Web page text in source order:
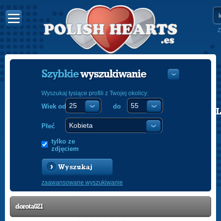
POLISH
Szybkiewyszukiwanie
Wyszukaj tysiące profili z Twojej okolicy:
Wiek od do
Płeć
tylko ze
zdjęciem
Wyszukaj
zaawansowane wyszukiwanie
dorota021